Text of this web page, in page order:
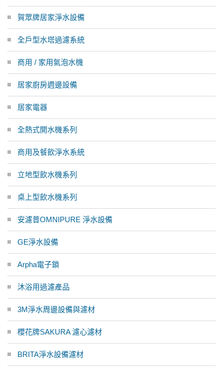
賀眾牌居家淨水設備
全戶型水塔過濾系統
商用 / 家用氣泡水機
居家廚房週邊設備
居家電器
全熱式開水機系列
商用及餐飲淨水系統
立地型飲水機系列
桌上型飲水機系列
安濾普OMNIPURE 淨水設備
GE淨水設備
Arpha電子鎖
沐浴用過濾產品
3M淨水周邊設備與濾材
櫻花牌SAKURA 濾心濾材
BRITA淨水設備濾材